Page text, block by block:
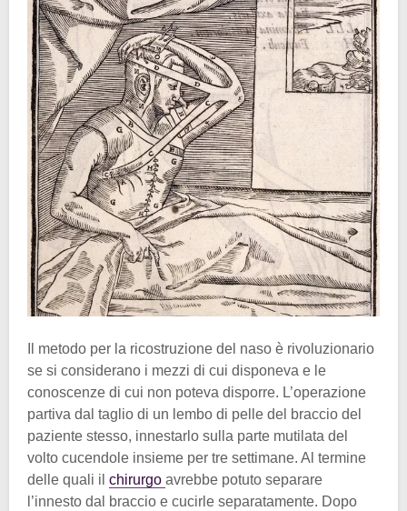
Il metodo per la ricostruzione del naso è rivoluzionario
se si considerano i mezzi di cui disponeva e le
conoscenze di cui non poteva disporre. L’operazione
partiva dal taglio di un lembo di pelle del braccio del
paziente stesso, innestarlo sulla parte mutilata del
volto cucendole insieme per tre settimane. Al termine
delle quali il chirurgo avrebbe potuto separare
l’innesto dal braccio e cucirle separatamente. Dopo